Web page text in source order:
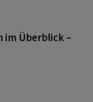
im Überblick –